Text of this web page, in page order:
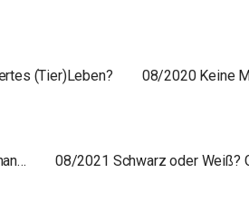
(Tier)Leben? 08/2020 Keine
08/2021 Schwarz oder Weiß?